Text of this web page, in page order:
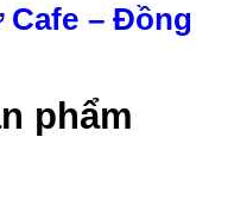
Cafe – Đồng
phẩm